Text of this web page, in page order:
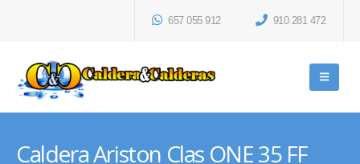
657 055 912 910 281 472
Caldera Ariston Clas ONE 35 FF